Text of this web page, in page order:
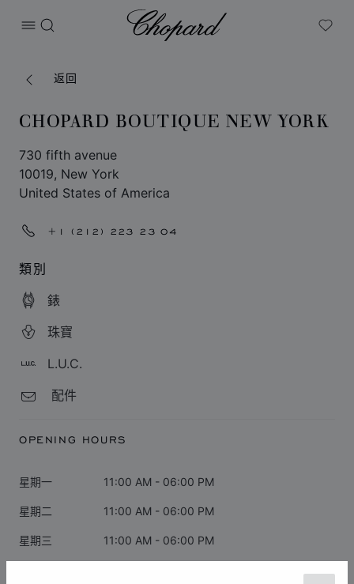
打开菜单
搜索
Chopard
My
返回
CHOPARD BOUTIQUE NEW YORK
730 fifth avenue
10019, New York
United States of America
+1 (212) 223 23 04
類別
錶
珠寶
L.U.C.
配件
OPENING HOURS
星期一 11:00 AM - 06:00 PM
星期二 11:00 AM - 06:00 PM
星期三 11:00 AM - 06:00 PM